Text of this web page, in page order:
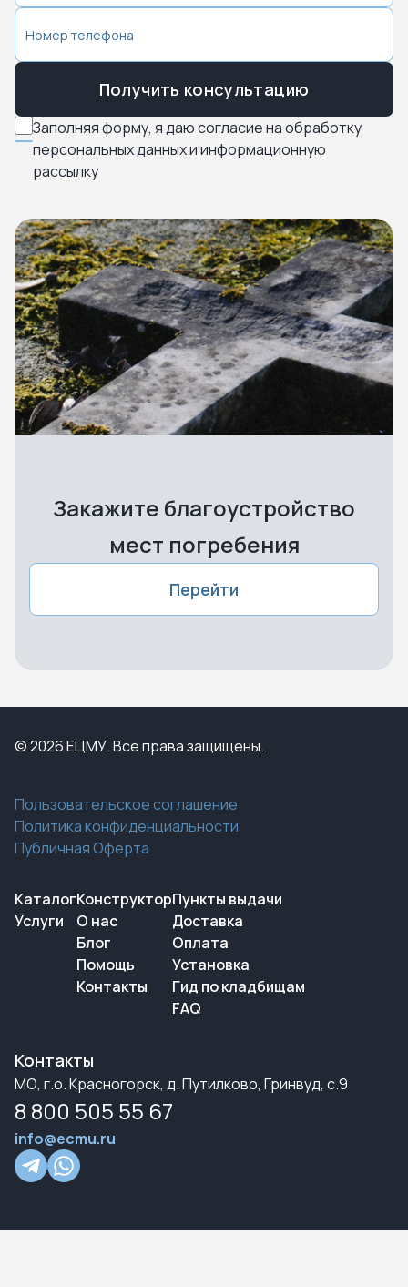
Заполняя форму, я даю согласие на обработку
персональных данных и информационную
рассылку
Получить консультацию
Закажите благоустройство
мест погребения
Перейти
© 2026 ЕЦМУ. Все права защищены.
Пользовательское соглашение
Политика конфиденциальности
Публичная Оферта
Каталог
Услуги
Конструктор
О нас
Блог
Помощь
Контакты
Пункты выдачи
Доставка
Оплата
Установка
Гид по кладбищам
FAQ
Контакты
МО, г.о. Красногорск, д. Путилково, Гринвуд, с.9
8 800 505 55 67
info@ecmu.ru